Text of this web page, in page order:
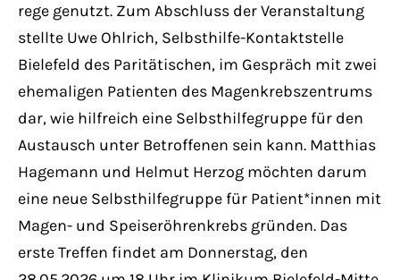
rege genutzt. Zum Abschluss der Veranstaltung
stellte Uwe Ohlrich, Selbsthilfe-Kontaktstelle
Bielefeld des Paritätischen, im Gespräch mit zwei
ehemaligen Patienten des Magenkrebszentrums
dar, wie hilfreich eine Selbsthilfegruppe für den
Austausch unter Betroffenen sein kann. Matthias
Hagemann und Helmut Herzog möchten darum
eine neue Selbsthilfegruppe für Patient*innen mit
Magen- und Speiseröhrenkrebs gründen. Das
erste Treffen findet am Donnerstag, den